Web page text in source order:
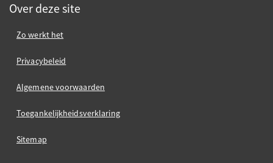
Over deze site
Zo werkt het
Privacybeleid
Algemene voorwaarden
Toegankelijkheidsverklaring
Sitemap